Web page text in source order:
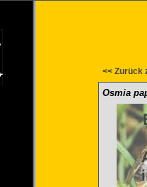
<< Zurück
Osmia